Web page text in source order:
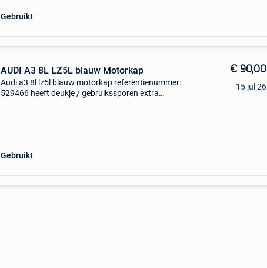
Gebruikt
AUDI A3 8L LZ5L blauw Motorkap
Audi a3 8l lz5l blauw motorkap referentienummer:
529466 heeft deukje / gebruikssporen extra
Gebruikt
€ 90,00
15 jul 26